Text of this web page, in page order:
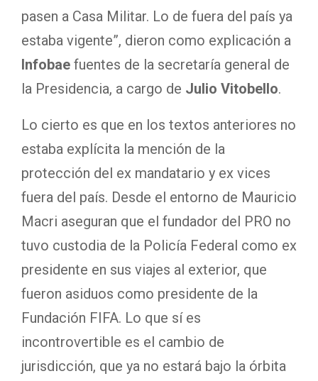
pasen a Casa Militar. Lo de fuera del país ya
estaba vigente”, dieron como explicación a
Infobae fuentes de la secretaría general de
la Presidencia, a cargo de Julio Vitobello.
Lo cierto es que en los textos anteriores no
estaba explícita la mención de la
protección del ex mandatario y ex vices
fuera del país. Desde el entorno de Mauricio
Macri aseguran que el fundador del PRO no
tuvo custodia de la Policía Federal como ex
presidente en sus viajes al exterior, que
fueron asiduos como presidente de la
Fundación FIFA. Lo que sí es
incontrovertible es el cambio de
jurisdicción, que ya no estará bajo la órbita